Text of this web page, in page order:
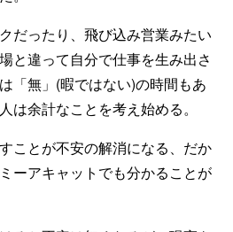
だったり、飛び込み営業みたい
と違って自分で仕事を生み出さ
「無」(暇ではない)の時間もあ
は余計なことを考え始める。
ことが不安の解消になる、だか
ーアキャットでも分かることが